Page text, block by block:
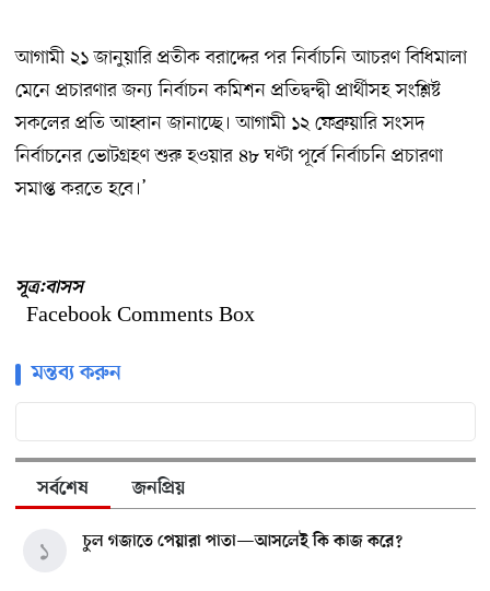
আগামী ২১ জানুয়ারি প্রতীক বরাদ্দের পর নির্বাচনি আচরণ বিধিমালা
মেনে প্রচারণার জন্য নির্বাচন কমিশন প্রতিদ্বন্দ্বী প্রার্থীসহ সংশ্লিষ্ট
সকলের প্রতি আহ্বান জানাচ্ছে। আগামী ১২ ফেব্রুয়ারি সংসদ
নির্বাচনের ভোটগ্রহণ শুরু হওয়ার ৪৮ ঘণ্টা পূর্বে নির্বাচনি প্রচারণা
সমাপ্ত করতে হবে।’
সূত্র:বাসস
Facebook Comments Box
মন্তব্য করুন
সর্বশেষ জনপ্রিয়
চুল গজাতে পেয়ারা পাতা—আসলেই কি কাজ করে?
১